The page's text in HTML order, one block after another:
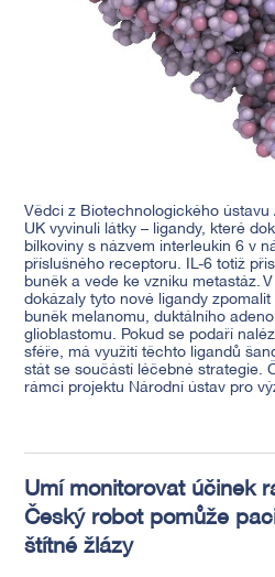
Vědci z Biotechnologického ústavu
UK vyvinuli látky – ligandy, které
bílkoviny s názvem interleukin 6 v
příslušného receptoru. IL-6 totiž
buněk a vede ke vzniku metastáz.
dokázaly tyto nové ligandy
buněk melanomu, duktálního
glioblastomu. Pokud se podaří
sféře, má využití těchto ligandů
stát se součástí léčebné strategie.
rámci projektu Národní ústav pro
Umí monitorovat účinek
Český robot pomůže
štítné žlázy